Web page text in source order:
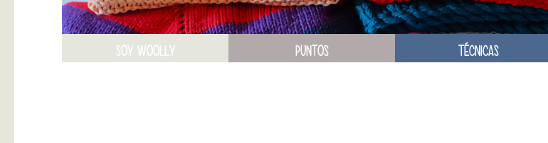
SOY WOOLLY PUNTOS TÉCNICAS